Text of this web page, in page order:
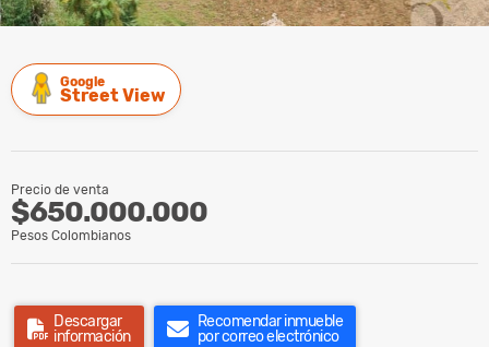
Google
Street View
Precio de venta
$650.000.000
Pesos Colombianos
Descargar
información
Recomendar inmueble
por correo electrónico